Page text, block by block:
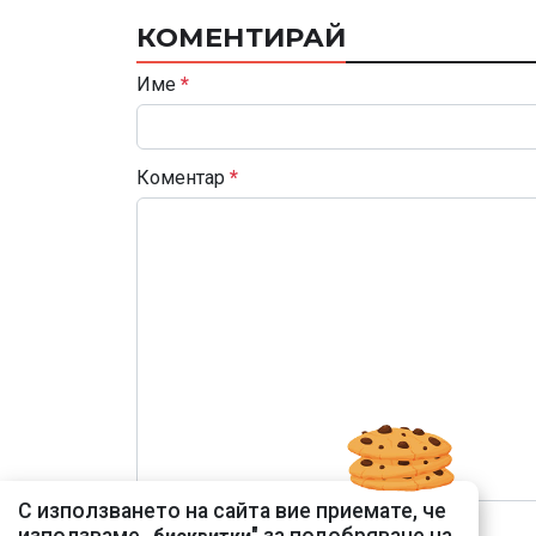
КОМЕНТИРАЙ
Име *
Коментар *
С използването на сайта вие приемате, че